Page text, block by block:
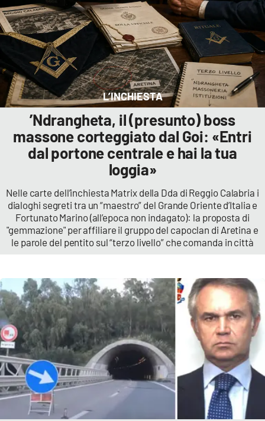
Ambiente
Cronaca
Cultura
Economia e Lavoro
Politica
Sanità
Società
Sport
Good Morning Vietnam
Parchi Marini Calabria
Leggendo Alvaro insieme
Imprese Di Calabria
Le perfidie di Antonella Grippo
L’INCHIESTA
’Ndrangheta, il (presunto) boss
massone corteggiato dal Goi: «Entri
dal portone centrale e hai la tua
loggia»
Nelle carte dell’inchiesta Matrix della Dda di Reggio Calabria i
dialoghi segreti tra un “maestro” del Grande Oriente d’Italia e
Fortunato Marino (all’epoca non indagato): la proposta di
"gemmazione" per affiliare il gruppo del capoclan di Aretina e
le parole del pentito sul “terzo livello” che comanda in città